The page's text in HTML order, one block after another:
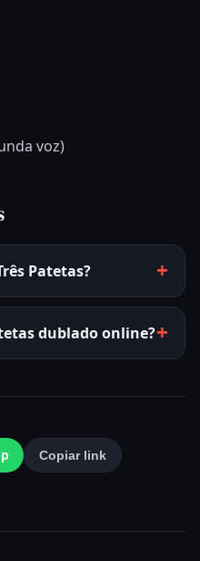
voz)
Patetas?
dublado online?
Copiar link